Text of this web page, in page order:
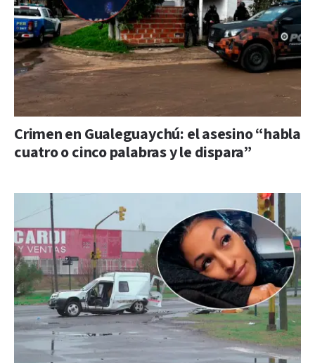
Crimen en Gualeguaychú: el asesino “habla
cuatro o cinco palabras y le dispara”